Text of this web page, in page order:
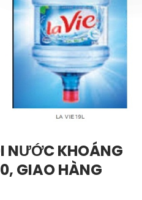
NƯỚC KHOÁNG
GIAO HÀNG